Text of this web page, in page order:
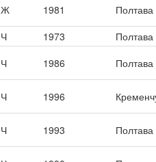
Ж 1981
Полтава
Ч 1973
Полтава
Ч 1986 Полтава
Ч 1996
Ч 1993 Полтава